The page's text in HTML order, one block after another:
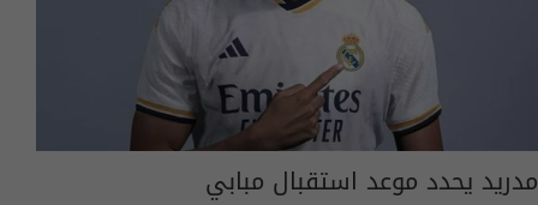
مدريد يحدد موعد استقبال مبابي